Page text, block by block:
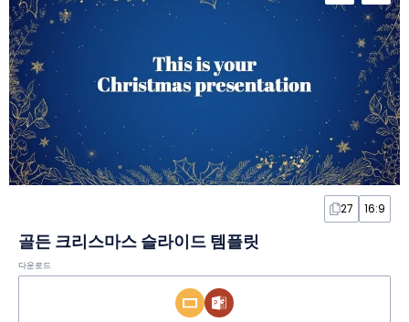
27 16:9
골든 크리스마스 슬라이드 템플릿
다운로드